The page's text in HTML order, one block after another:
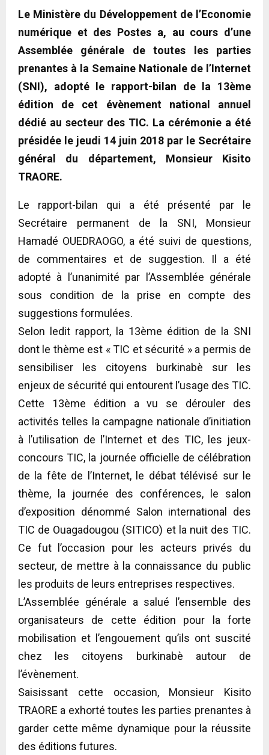
Le Ministère du Développement de l’Economie
numérique et des Postes a, au cours d’une
Assemblée générale de toutes les parties
prenantes à la Semaine Nationale de l’Internet
(SNI), adopté le rapport-bilan de la 13ème
édition de cet évènement national annuel
dédié au secteur des TIC. La cérémonie a été
présidée le jeudi 14 juin 2018 par le Secrétaire
général du département, Monsieur Kisito
TRAORE.
Le rapport-bilan qui a été présenté par le
Secrétaire permanent de la SNI, Monsieur
Hamadé OUEDRAOGO, a été suivi de questions,
de commentaires et de suggestion. Il a été
adopté à l’unanimité par l’Assemblée générale
sous condition de la prise en compte des
suggestions formulées.
Selon ledit rapport, la 13ème édition de la SNI
dont le thème est « TIC et sécurité » a permis de
sensibiliser les citoyens burkinabè sur les
enjeux de sécurité qui entourent l’usage des TIC.
Cette 13ème édition a vu se dérouler des
activités telles la campagne nationale d’initiation
à l’utilisation de l’Internet et des TIC, les jeux-
concours TIC, la journée officielle de célébration
de la fête de l’Internet, le débat télévisé sur le
thème, la journée des conférences, le salon
d’exposition dénommé Salon international des
TIC de Ouagadougou (SITICO) et la nuit des TIC.
Ce fut l’occasion pour les acteurs privés du
secteur, de mettre à la connaissance du public
les produits de leurs entreprises respectives.
L’Assemblée générale a salué l’ensemble des
organisateurs de cette édition pour la forte
mobilisation et l’engouement qu’ils ont suscité
chez les citoyens burkinabè autour de
l’évènement.
Saisissant cette occasion, Monsieur Kisito
TRAORE a exhorté toutes les parties prenantes à
garder cette même dynamique pour la réussite
des éditions futures.